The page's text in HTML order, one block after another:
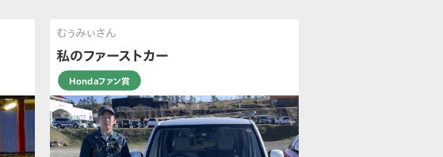
むぅみぃさん
私のファーストカー
Hondaファン賞